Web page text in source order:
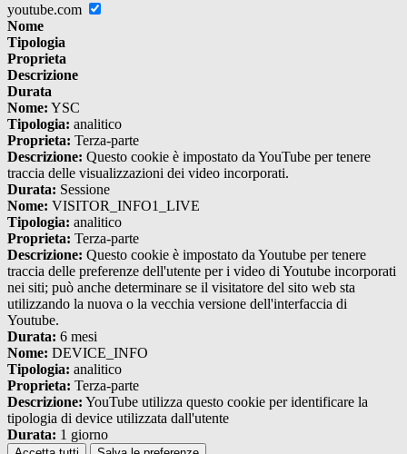
youtube.com
Nome
Tipologia
Proprieta
Descrizione
Durata
Nome: YSC
Tipologia: analitico
Proprieta: Terza-parte
Descrizione: Questo cookie è impostato da YouTube per tenere
traccia delle visualizzazioni dei video incorporati.
Durata: Sessione
Nome: VISITOR_INFO1_LIVE
Tipologia: analitico
Proprieta: Terza-parte
Descrizione: Questo cookie è impostato da Youtube per tenere
traccia delle preferenze dell'utente per i video di Youtube incorporati
nei siti; può anche determinare se il visitatore del sito web sta
utilizzando la nuova o la vecchia versione dell'interfaccia di
Youtube.
Durata: 6 mesi
Nome: DEVICE_INFO
Tipologia: analitico
Proprieta: Terza-parte
Descrizione: YouTube utilizza questo cookie per identificare la
tipologia di device utilizzata dall'utente
Durata: 1 giorno